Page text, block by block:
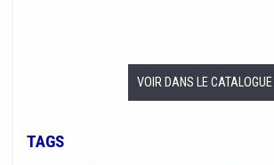
VOIR DANS LE
TAGS